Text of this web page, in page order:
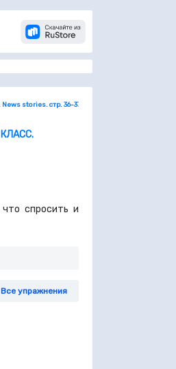
News stories. стр. 36-37
КЛАСС.
спросить и
Все упражнения